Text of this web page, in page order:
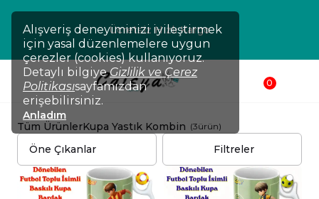
Alışveriş deneyiminizi iyileştirmek
için yasal düzenlemelere uygun
çerezler (cookies) kullanıyoruz.
Detaylı bilgiye Gizlilik ve Çerez
Politikasısayfamızdan
erişebilirsiniz.
Anladım
Ücretsiz Hızlı Kargo
0
Tüm ÜrünlerKupa Yastık Kombin (3ürün)
Filtreler